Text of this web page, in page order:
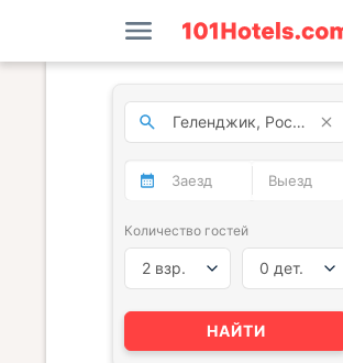
Количество гостей
2 взр. 0 дет.
НАЙТИ